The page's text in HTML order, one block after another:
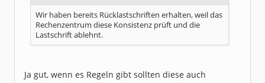
Wir haben bereits Rücklastschriften erhalten, weil das
Rechenzentrum diese Konsistenz prüft und die
Lastschrift ablehnt.
Ja gut, wenn es Regeln gibt sollten diese auch